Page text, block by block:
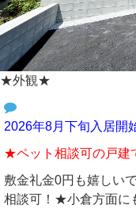
★外観★
2026年8月下旬入居開
★ペット相談可の戸建
敷金礼金0円も嬉しい
相談可！★小倉方面に